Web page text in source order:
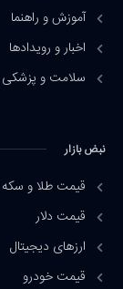
آموزش و راهنما
اخبار و رویدادها
سلامت و پزشکی
نبض بازار
قیمت طلا و سکه
قیمت دلار
ارزهای دیجیتال
قیمت خودرو